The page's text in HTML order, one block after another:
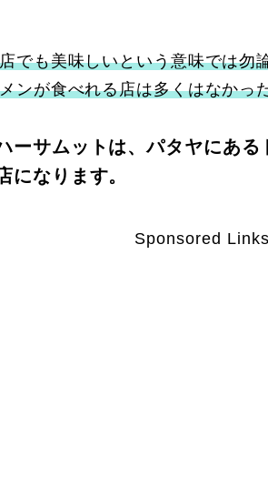
でも美味しいという意味では勿
ンが食べれる店は多くはなかっ
ーサムットは、パタヤにあ
になります。
Sponsored Links